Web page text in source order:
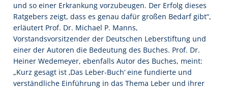
und so einer Erkrankung vorzubeugen. Der Erfolg dieses
Ratgebers zeigt, dass es genau dafür großen Bedarf gibt“,
erläutert Prof. Dr. Michael P. Manns,
Vorstandsvorsitzender der Deutschen Leberstiftung und
einer der Autoren die Bedeutung des Buches. Prof. Dr.
Heiner Wedemeyer, ebenfalls Autor des Buches, meint:
„Kurz gesagt ist ‚Das Leber-Buch‘ eine fundierte und
verständliche Einführung in das Thema Leber und ihrer